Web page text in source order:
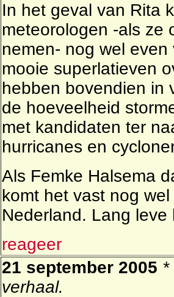
In het geval van Rita
meteorologen -als ze
nemen- nog wel
mooie superlatieven
hebben bovendien in
de hoeveelheid
met kandidaten ter
hurricanes en
Als Femke Halsema
komt het vast nog
Nederland. Lang
reageer
21 september 2005 *
verhaal.